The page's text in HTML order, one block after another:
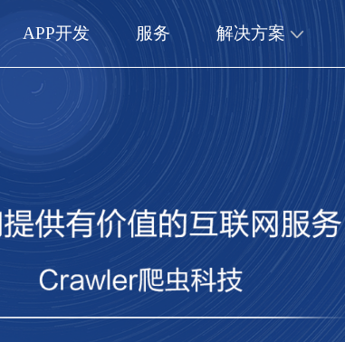
APP开发 服务 解决方案